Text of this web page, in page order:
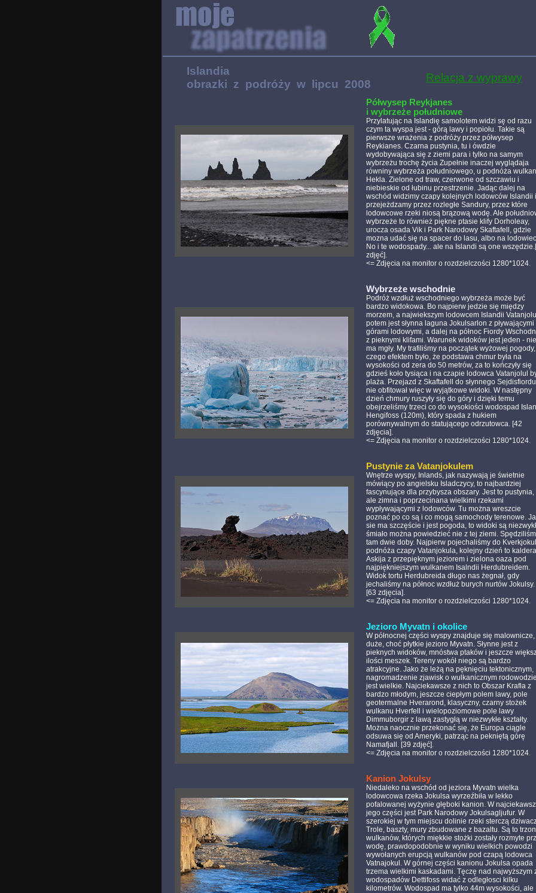
Islandia
obrazki z podróży w lipcu 2008
Relacja z wyprawy
Półwysep Reykjanes
i wybrzeże południowe
Przylatując na Islandię samolotem widzi sę od razu
czym ta wyspa jest - górą lawy i popiołu. Takie są
pierwsze wrażenia z podróży przez półwysep
Reykianes. Czarna pustynia, tu i ówdzie
wydobywająca się z ziemi para i tylko na samym
wybrzeżu trochę życia Zupełnie inaczej wyglądaja
równiny wybrzeża południowego, u podnóża
Hekla. Zielone od traw, czerwone od szczawiu i
niebieskie od łubinu przestrzenie. Jadąc dalej na
wschód widzimy czapy kolejnych lodowców Islandii i
przejeżdzamy przez rozległe Sandury, przez które
lodowcowe rzeki niosą brązową wodę. Ale
wybrzeże to również piękne ptasie klify Dorholeay,
urocza osada Vik i Park Narodowy Skaftafell, gdzie
mozna udać się na spacer do lasu, albo na
No i te wodospady... ale na Islandi są one
zdjęć].
<= Zdjęcia na monitor o rozdzielczości 1280*1024.
Wybrzeże wschodnie
Podróż wzdłuż wschodniego wybrzeża może być
bardzo widokowa. Bo najpierw jedzie się między
morzem, a najwiekszym lodowcem Islandii
potem jest słynna laguna Jokulsarlon z pływającymi
górami lodowymi, a dalej na północ Fiordy
z pieknymi klifami. Warunek widoków jest jeden - nie
ma mgły. My trafiliśmy na początek wyżowej pogody,
czego efektem było, że podstawa chmur była na
wysokości od zera do 50 metrów, za to kończyły się
gdzieś koło tysiąca i na czapie lodowca Vatanjolul
plaża. Przejazd z Skaftafell do słynnego
nie obfitował więc w wyjątkowe widoki. W następny
dzień chmury ruszyły się do góry i dzięki temu
obejrzeliśmy trzeci co do wysokiości wodospad
Hengifoss (120m), który spada z hukiem
porównywalnym do statującego odrzutowca. [42
zdjęcia].
<= Zdjęcia na monitor o rozdzielczości 1280*1024.
Pustynie za Vatanjokulem
Wnętrze wyspy, Inlands, jak nazywają je świetnie
mówiący po angielsku Isladczycy, to najbardziej
fascynujące dla przybysza obszary. Jest to pustynia,
ale zimna i poprzecinana wielkimi rzekami
wypływającymi z lodowców. Tu można wreszcie
poznać po co są i co mogą samochody terenowe.
sie ma szczęście i jest pogoda, to widoki są
śmiało można powiedzieć nie z tej ziemi.
tam dwie doby. Najpierw pojechaliśmy do
podnóża czapy Vatanjokula, kolejny dzień to kaldera
Askija z przepięknym jeziorem i zielona oaza pod
najpiękniejszym wulkanem Isalndii Herdubreidem.
Widok tortu Herdubreida długo nas żegnał, gdy
jechaliśmy na północ wzdłuż burych nurtów Jokulsy.
[63 zdjęcia].
<= Zdjęcia na monitor o rozdzielczości 1280*1024.
Jezioro Myvatn i okolice
W północnej części wyspy znajduje się malownicze,
duże, choć płytkie jezioro Myvatn. Słynne jest z
pieknych widoków, mnóstwa ptaków i jeszcze
ilości meszek. Tereny wokół niego są bardzo
atrakcyjne. Jako że leżą na pęknięciu tektonicznym,
nagromadzenie zjawisk o wulkanicznym rodowodzie
jest wielkie. Najciekawsze z nich to Obszar Krafla z
bardzo młodym, jeszcze ciepłym polem lawy, pole
geotermalne Hverarond, klasyczny, czarny stożek
wulkanu Hverfell i wielopoziomowe pole lawy
Dimmuborgir z lawą zastygłą w niezwykłe kształty.
Można naocznie przekonać się, że Europa ciągle
odsuwa się od Ameryki, patrząc na pekniętą górę
Namafjall. [39 zdjęć].
<= Zdjęcia na monitor o rozdzielczości 1280*1024.
Kanion Jokulsy
Niedaleko na wschód od jeziora Myvatn wielka
lodowcowa rzeka Jokulsa wyrzeźbiła w lekko
pofalowanej wyżynie głęboki kanion. W
jego części jest Park Narodowy Jokulsagljufur. W
szerokiej w tym miejscu dolinie rzeki sterczą
Trole, baszty, mury zbudowane z bazaltu. Są to
wulkanów, których miękkie stożki zostały rozmyte
wodę, prawdopodobnie w wyniku wielkich powodzi
wywołanych erupcją wulkanów pod czapą lodowca
Vatnajokul. W górnej części kanionu Jokulsa opada
trzema wielkimi kaskadami. Tęczę nad najwyższym
wodospadów Dettifoss widać z odległosci kilku
kilometrów. Wodospad ma tylko 44m wysokości, ale